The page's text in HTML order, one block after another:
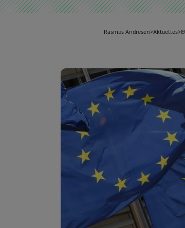
Rasmus Andresen>Aktuelles>